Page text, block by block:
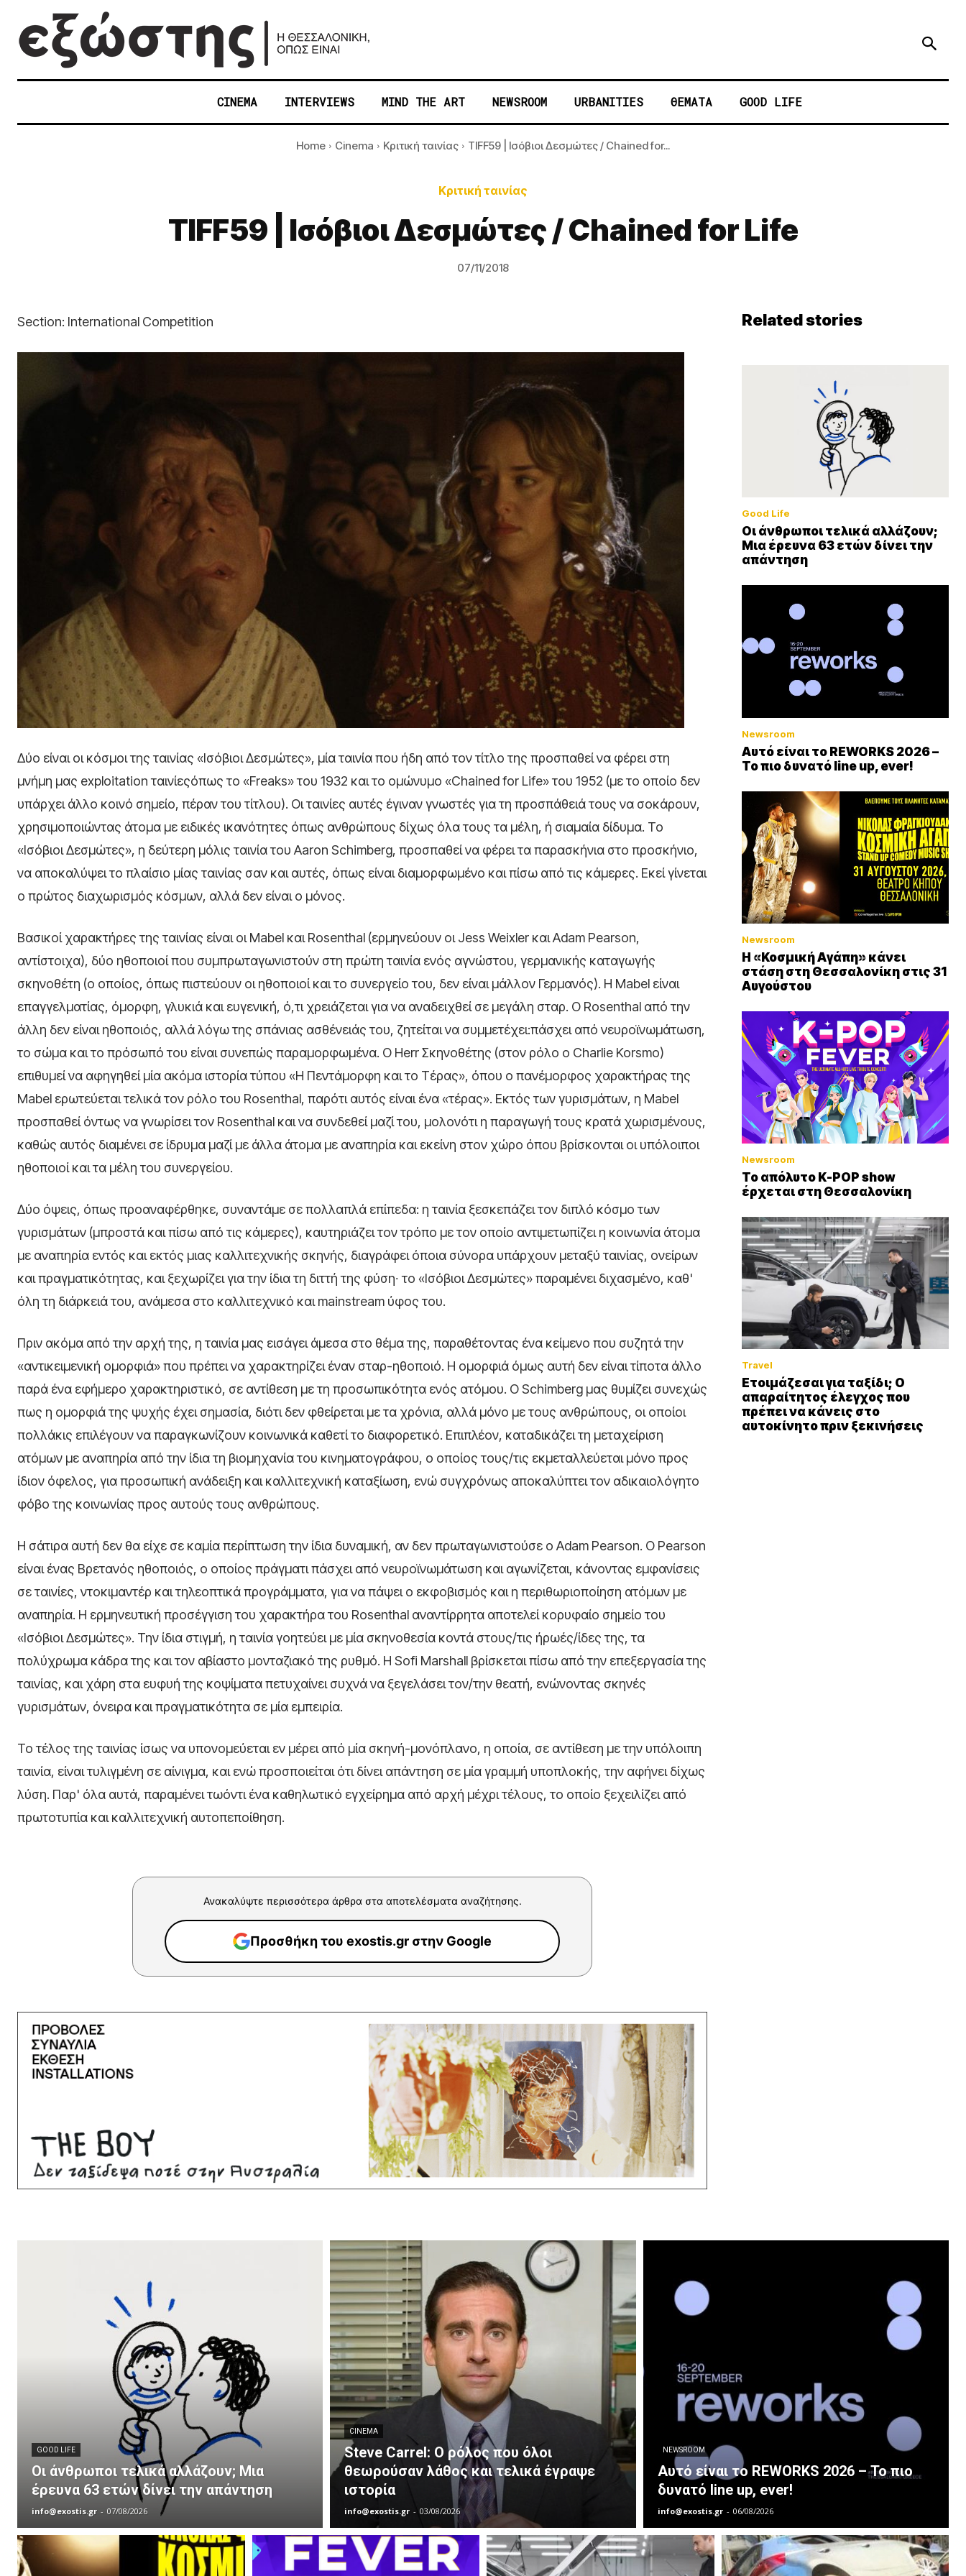
CINEMA INTERVIEWS MIND THE ART NEWSROOM URBANITIES ΘΕΜΑΤΑ GOOD LIFE
Home Cinema Κριτική ταινίας TIFF59 | Ισόβιοι Δεσμώτες / Chained for...
Κριτική ταινίας
TIFF59 | Ισόβιοι Δεσμώτες / Chained for Life
07/11/2018
Section: International Competition
Δύο είναι οι κόσμοι της ταινίας «Ισόβιοι Δεσμώτες», μία ταινία που ήδη από τον τίτλο της προσπαθεί να φέρει στη
μνήμη μας exploitation ταινίεςόπως το «Freaks» του 1932 και το ομώνυμο «Chained for Life» του 1952 (με το οποίο δεν
υπάρχει άλλο κοινό σημείο, πέραν του τίτλου). Οι ταινίες αυτές έγιναν γνωστές για τη προσπάθειά τους να σοκάρουν,
χρησιμοποιώντας άτομα με ειδικές ικανότητες όπως ανθρώπους δίχως όλα τους τα μέλη, ή σιαμαία δίδυμα. Το
«Ισόβιοι Δεσμώτες», η δεύτερη μόλις ταινία του Aaron Schimberg, προσπαθεί να φέρει τα παρασκήνια στο προσκήνιο,
να αποκαλύψει το πλαίσιο μίας ταινίας σαν και αυτές, όπως είναι διαμορφωμένο και πίσω από τις κάμερες. Εκεί γίνεται
ο πρώτος διαχωρισμός κόσμων, αλλά δεν είναι ο μόνος.
Βασικοί χαρακτήρες της ταινίας είναι οι Mabel και Rosenthal (ερμηνεύουν οι Jess Weixler και Adam Pearson,
αντίστοιχα), δύο ηθοποιοί που συμπρωταγωνιστούν στη πρώτη ταινία ενός αγνώστου, γερμανικής καταγωγής
σκηνοθέτη (ο οποίος, όπως πιστεύουν οι ηθοποιοί και το συνεργείο του, δεν είναι μάλλον Γερμανός). H Mabel είναι
επαγγελματίας, όμορφη, γλυκιά και ευγενική, ό,τι χρειάζεται για να αναδειχθεί σε μεγάλη σταρ. Ο Rosenthal από την
άλλη δεν είναι ηθοποιός, αλλά λόγω της σπάνιας ασθένειάς του, ζητείται να συμμετέχει:πάσχει από νευροϊνωμάτωση,
το σώμα και το πρόσωπό του είναι συνεπώς παραμορφωμένα. O Herr Σκηνοθέτης (στον ρόλο ο Charlie Korsmo)
επιθυμεί να αφηγηθεί μία ακόμα ιστορία τύπου «Η Πεντάμορφη και το Τέρας», όπου ο πανέμορφος χαρακτήρας της
Mabel ερωτεύεται τελικά τον ρόλο του Rosenthal, παρότι αυτός είναι ένα «τέρας». Εκτός των γυρισμάτων, η Mabel
προσπαθεί όντως να γνωρίσει τον Rosenthal και να συνδεθεί μαζί του, μολονότι η παραγωγή τους κρατά χωρισμένους,
καθώς αυτός διαμένει σε ίδρυμα μαζί με άλλα άτομα με αναπηρία και εκείνη στον χώρο όπου βρίσκονται οι υπόλοιποι
ηθοποιοί και τα μέλη του συνεργείου.
Δύο όψεις, όπως προαναφέρθηκε, συναντάμε σε πολλαπλά επίπεδα: η ταινία ξεσκεπάζει τον διπλό κόσμο των
γυρισμάτων (μπροστά και πίσω από τις κάμερες), καυτηριάζει τον τρόπο με τον οποίο αντιμετωπίζει η κοινωνία άτομα
με αναπηρία εντός και εκτός μιας καλλιτεχνικής σκηνής, διαγράφει όποια σύνορα υπάρχουν μεταξύ ταινίας, ονείρων
και πραγματικότητας, και ξεχωρίζει για την ίδια τη διττή της φύση∙ το «Ισόβιοι Δεσμώτες» παραμένει διχασμένο, καθ'
όλη τη διάρκειά του, ανάμεσα στο καλλιτεχνικό και mainstream ύφος του.
Πριν ακόμα από την αρχή της, η ταινία μας εισάγει άμεσα στο θέμα της, παραθέτοντας ένα κείμενο που συζητά την
«αντικειμενική ομορφιά» που πρέπει να χαρακτηρίζει έναν σταρ-ηθοποιό. Η ομορφιά όμως αυτή δεν είναι τίποτα άλλο
παρά ένα εφήμερο χαρακτηριστικό, σε αντίθεση με τη προσωπικότητα ενός ατόμου. Ο Schimberg μας θυμίζει συνεχώς
πως η ομορφιά της ψυχής έχει σημασία, διότι δεν φθείρεται με τα χρόνια, αλλά μόνο με τους ανθρώπους, οι οποίοι
πολλάκις επιλέγουν να παραγκωνίζουν κοινωνικά καθετί το διαφορετικό. Επιπλέον, καταδικάζει τη μεταχείριση
ατόμων με αναπηρία από την ίδια τη βιομηχανία του κινηματογράφου, ο οποίος τους/τις εκμεταλλεύεται μόνο προς
ίδιον όφελος, για προσωπική ανάδειξη και καλλιτεχνική καταξίωση, ενώ συγχρόνως αποκαλύπτει τον αδικαιολόγητο
φόβο της κοινωνίας προς αυτούς τους ανθρώπους.
Η σάτιρα αυτή δεν θα είχε σε καμία περίπτωση την ίδια δυναμική, αν δεν πρωταγωνιστούσε ο Adam Pearson. Ο Pearson
είναι ένας Βρετανός ηθοποιός, ο οποίος πράγματι πάσχει από νευροϊνωμάτωση και αγωνίζεται, κάνοντας εμφανίσεις
σε ταινίες, ντοκιμαντέρ και τηλεοπτικά προγράμματα, για να πάψει ο εκφοβισμός και η περιθωριοποίηση ατόμων με
αναπηρία. Η ερμηνευτική προσέγγιση του χαρακτήρα του Rosenthal αναντίρρητα αποτελεί κορυφαίο σημείο του
«Ισόβιοι Δεσμώτες». Την ίδια στιγμή, η ταινία γοητεύει με μία σκηνοθεσία κοντά στους/τις ήρωές/ίδες της, τα
πολύχρωμα κάδρα της και τον αβίαστο μονταζιακό της ρυθμό. Η Sofi Marshall βρίσκεται πίσω από την επεξεργασία της
ταινίας, και χάρη στα ευφυή της κοψίματα πετυχαίνει συχνά να ξεγελάσει τον/την θεατή, ενώνοντας σκηνές
γυρισμάτων, όνειρα και πραγματικότητα σε μία εμπειρία.
Το τέλος της ταινίας ίσως να υπονομεύεται εν μέρει από μία σκηνή-μονόπλανο, η οποία, σε αντίθεση με την υπόλοιπη
ταινία, είναι τυλιγμένη σε αίνιγμα, και ενώ προσποιείται ότι δίνει απάντηση σε μία γραμμή υποπλοκής, την αφήνει δίχως
λύση. Παρ' όλα αυτά, παραμένει τωόντι ένα καθηλωτικό εγχείρημα από αρχή μέχρι τέλους, το οποίο ξεχειλίζει από
πρωτοτυπία και καλλιτεχνική αυτοπεποίθηση.
Ανακαλύψτε περισσότερα άρθρα στα αποτελέσματα αναζήτησης.
Προσθήκη του exostis.gr στην Google
Related stories
Good Life
Οι άνθρωποι τελικά αλλάζουν;
Μια έρευνα 63 ετών δίνει την
απάντηση
Newsroom
Αυτό είναι το REWORKS 2026 –
Το πιο δυνατό line up, ever!
Newsroom
Η «Κοσμική Αγάπη» κάνει
στάση στη Θεσσαλονίκη στις 31
Αυγούστου
Newsroom
Το απόλυτο K-POP show
έρχεται στη Θεσσαλονίκη
Travel
Ετοιμάζεσαι για ταξίδι; Ο
απαραίτητος έλεγχος που
πρέπει να κάνεις στο
αυτοκίνητο πριν ξεκινήσεις
GOOD LIFE
Οι άνθρωποι τελικά αλλάζουν; Μια
έρευνα 63 ετών δίνει την απάντηση
info@exostis.gr - 07/08/2026
CINEMA
Steve Carrel: Ο ρόλος που όλοι
θεωρούσαν λάθος και τελικά έγραψε
ιστορία
info@exostis.gr - 03/08/2026
NEWSROOM
Αυτό είναι το REWORKS 2026 – Το πιο
δυνατό line up, ever!
info@exostis.gr - 06/08/2026